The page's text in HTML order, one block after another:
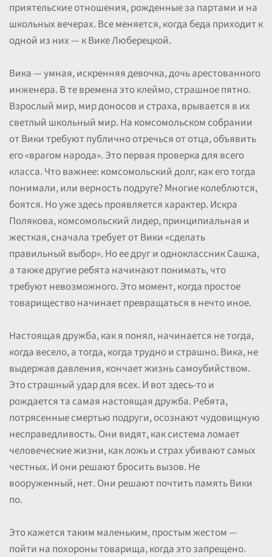
приятельские отношения, рожденные за партами и на
школьных вечерах. Все меняется, когда беда приходит к
одной из них — к Вике Люберецкой.
Вика — умная, искренняя девочка, дочь арестованного
инженера. В те времена это клеймо, страшное пятно.
Взрослый мир, мир доносов и страха, врывается в их
светлый школьный мир. На комсомольском собрании
от Вики требуют публично отречься от отца, объявить
его «врагом народа». Это первая проверка для всего
класса. Что важнее: комсомольский долг, как его тогда
понимали, или верность подруге? Многие колеблются,
боятся. Но уже здесь проявляется характер. Искра
Полякова, комсомольский лидер, принципиальная и
жесткая, сначала требует от Вики «сделать
правильный выбор». Но ее друг и одноклассник Сашка,
а также другие ребята начинают понимать, что
требуют невозможного. Это момент, когда простое
товарищество начинает превращаться в нечто иное.
Настоящая дружба, как я понял, начинается не тогда,
когда весело, а тогда, когда трудно и страшно. Вика, не
выдержав давления, кончает жизнь самоубийством.
Это страшный удар для всех. И вот здесь-то и
рождается та самая настоящая дружба. Ребята,
потрясенные смертью подруги, осознают чудовищную
несправедливость. Они видят, как система ломает
человеческие жизни, как ложь и страх убивают самых
честных. И они решают бросить вызов. Не
вооруженный, нет. Они решают почтить память Вики
по.
Это кажется таким маленьким, простым жестом —
пойти на похороны товарища, когда это запрещено.